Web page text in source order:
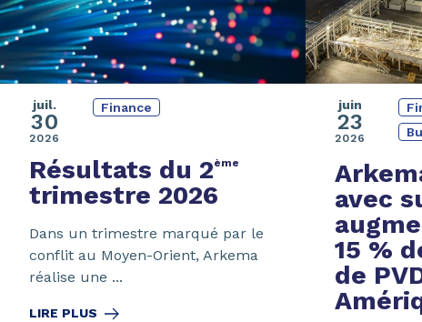
juil.
30
2026
Finance
Résultats du 2ème
trimestre 2026
Dans un trimestre marqué par le
conflit au Moyen-Orient, Arkema
réalise une ...
LIRE PLUS
juin
23
2026
avec
15 %
de